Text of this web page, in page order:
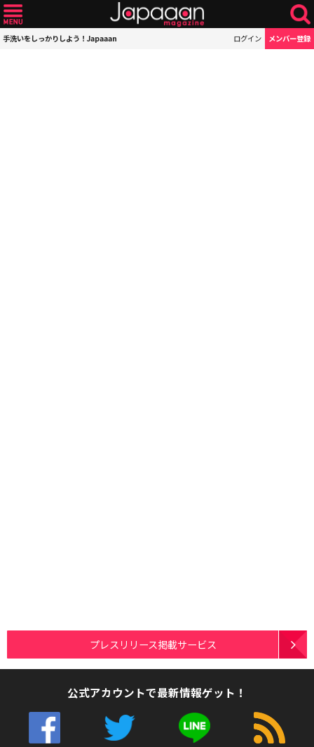
手洗いをしっかりしよう！Japaaan ログイン メンバー登録
プレスリリース掲載サービス
公式アカウントで最新情報ゲット！